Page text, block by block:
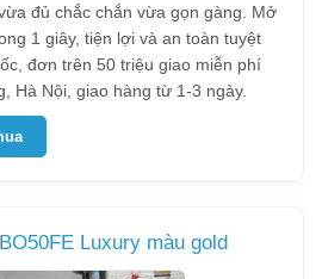
đủ chắc chắn vừa gọn gàng. Mở
1 giây, tiện lợi và an toàn tuyệt
đơn trên 50 triệu giao miễn phí
Hà Nội, giao hàng từ 1-3 ngày.
Luxury màu gold